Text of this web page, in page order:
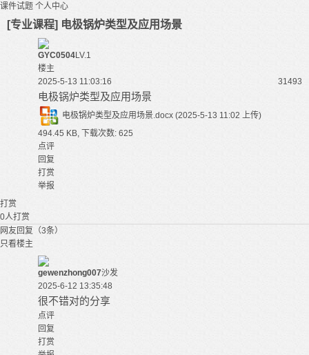
课件试题 个人中心
[专业课程] 电极锅炉类型及应用场景
GYC0504LV.1
楼主
2025-5-13 11:03:16
31493
电极锅炉类型及应用场景
电极锅炉类型及应用场景.docx (2025-5-13 11:02 上传)
494.45 KB, 下载次数: 625
点评
回复
打赏
举报
打赏
0人打赏
网友回复（3条）
只看楼主
gewenzhong007沙发
2025-6-12 13:35:48
很不错对的分享
点评
回复
打赏